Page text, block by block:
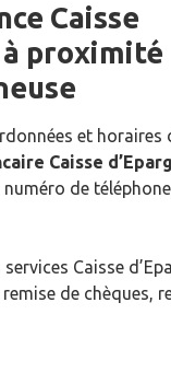
Caisse
à proximité
et horaires
Caisse
numéro de
Caisse
de chèques,